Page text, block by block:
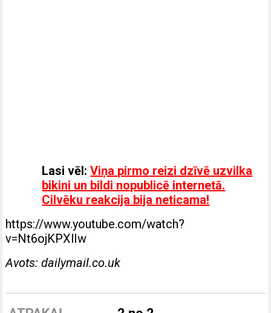
Lasi vēl:Viņa pirmo reizi dzīvē uzvilka
bikini un bildi nopublicē internetā.
Cilvēku reakcija bija neticama!
https://www.youtube.com/watch?
v=Nt6ojKPXlIw
Avots: dailymail.co.uk